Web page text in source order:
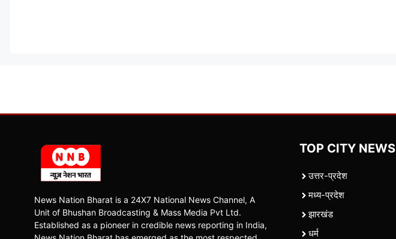
News Nation Bharat is a 24X7 National News Channel, A
Unit of Bhushan Broadcasting & Mass Media Pvt Ltd.
Established as a pioneer in credible news reporting in India,
TOP CITY NEWS
उत्तर-प्रदेश
मध्य-प्रदेश
झारखंड
धर्म